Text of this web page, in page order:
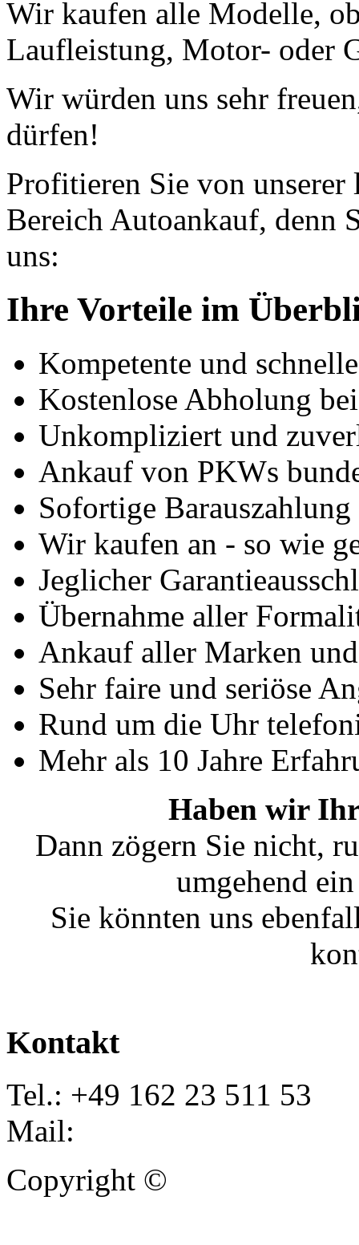
Wir kaufen alle Modelle,
Laufleistung, Motor- oder
Wir würden uns sehr
dürfen!
Profitieren Sie von
Bereich Autoankauf, denn
uns:
Ihre Vorteile im
Kompetente und
Kostenlose Abholung
Unkompliziert und
Ankauf von PKWs
Sofortige
Wir kaufen an - so wie
Jeglicher
Übernahme aller
Ankauf aller Marken
Sehr faire und seriöse
Rund um die Uhr
Mehr als 10 Jahre
Haben wir Ihr
Dann zögern Sie nicht,
umgehend
Sie könnten uns
Kontakt
Tel.: +49 162 23 511 53
Mail:
Copyright ©